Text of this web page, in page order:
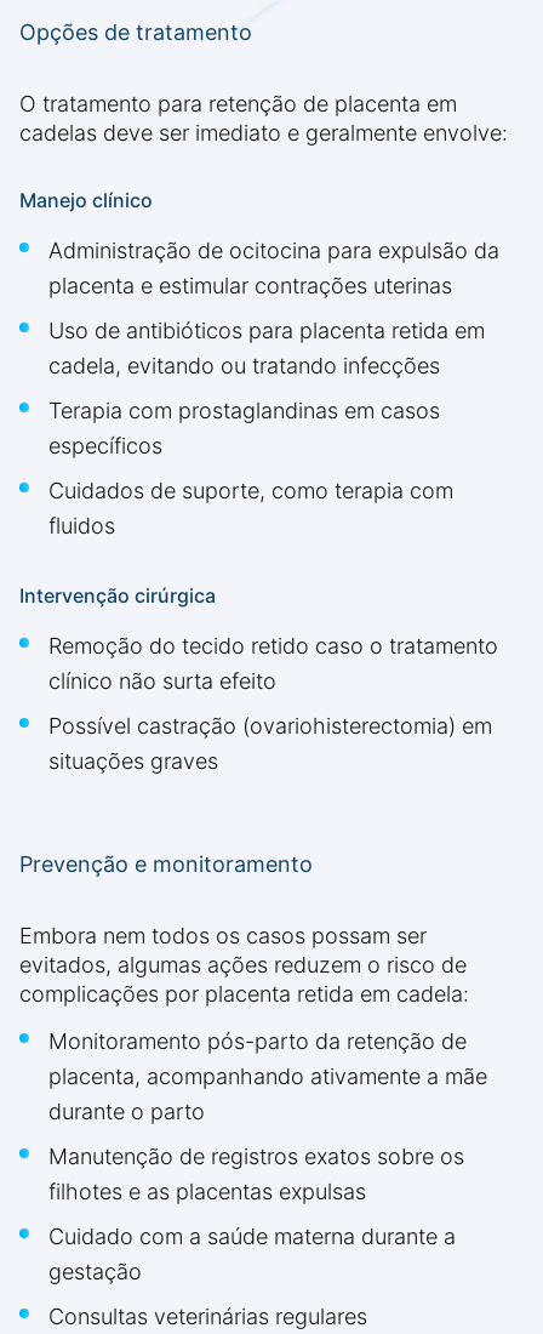
Opções de tratamento
O tratamento para retenção de placenta em
cadelas deve ser imediato e geralmente envolve:
Manejo clínico
Administração de ocitocina para expulsão da
placenta e estimular contrações uterinas
Uso de antibióticos para placenta retida em
cadela, evitando ou tratando infecções
Terapia com prostaglandinas em casos
específicos
Cuidados de suporte, como terapia com
fluidos
Intervenção cirúrgica
Remoção do tecido retido caso o tratamento
clínico não surta efeito
Possível castração (ovariohisterectomia) em
situações graves
Prevenção e monitoramento
Embora nem todos os casos possam ser
evitados, algumas ações reduzem o risco de
complicações por placenta retida em cadela:
Monitoramento pós-parto da retenção de
placenta, acompanhando ativamente a mãe
durante o parto
Manutenção de registros exatos sobre os
filhotes e as placentas expulsas
Cuidado com a saúde materna durante a
gestação
Consultas veterinárias regulares